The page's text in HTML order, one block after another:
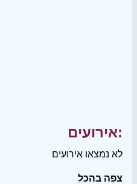
אירועים:
לא נמצאו אירועים
צפה בהכל